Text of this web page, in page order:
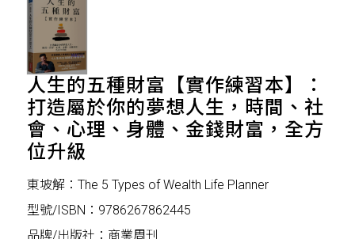
人生的五種財富【實作練習本】：
打造屬於你的夢想人生，時間、社
會、心理、身體、金錢財富，全方
位升級
東坡解：The 5 Types of Wealth Life Planner
型號/ISBN：9786267862445
品牌/出版社：商業周刊